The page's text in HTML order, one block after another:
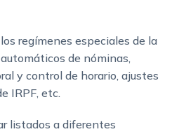
regímenes especiales de la
de nóminas,
y control de horario, ajustes
IRPF, etc.
listados a diferentes